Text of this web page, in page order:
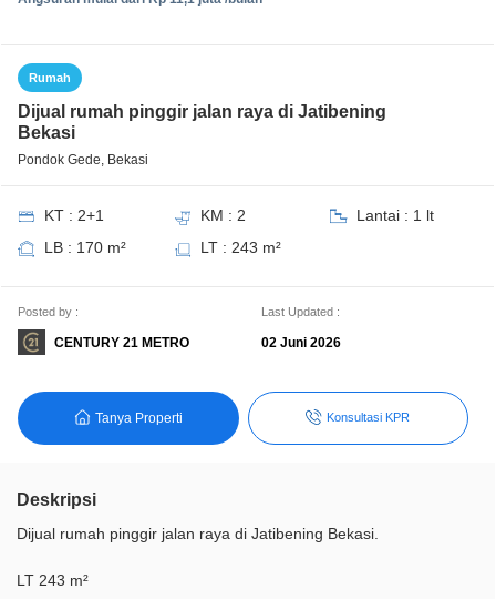
Rumah
Dijual rumah pinggir jalan raya di Jatibening
Bekasi
Pondok Gede, Bekasi
KT : 2+1 KM : 2
Lantai : 1 lt
LB : 170 m²
LT : 243 m²
Posted by :
CENTURY 21 METRO
Last Updated :
02 Juni 2026
Tanya Properti Konsultasi KPR
Deskripsi
Dijual rumah pinggir jalan raya di Jatibening Bekasi.
LT 243 m²